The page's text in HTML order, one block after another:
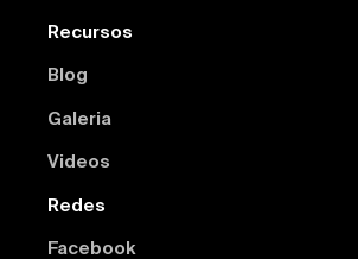
Recursos
Blog
Galeria
Videos
Redes
Facebook